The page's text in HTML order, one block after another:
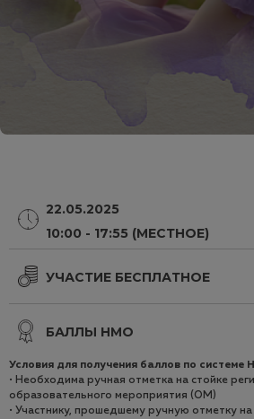
22.05.2025
10:00 - 17:55 (МЕСТНОЕ)
УЧАСТИЕ БЕСПЛАТНОЕ
БАЛЛЫ НМО
Условия для получения баллов по системе
• Необходима ручная отметка на стойке
образовательного мероприятия (ОМ)
• Участнику, прошедшему ручную отметку на